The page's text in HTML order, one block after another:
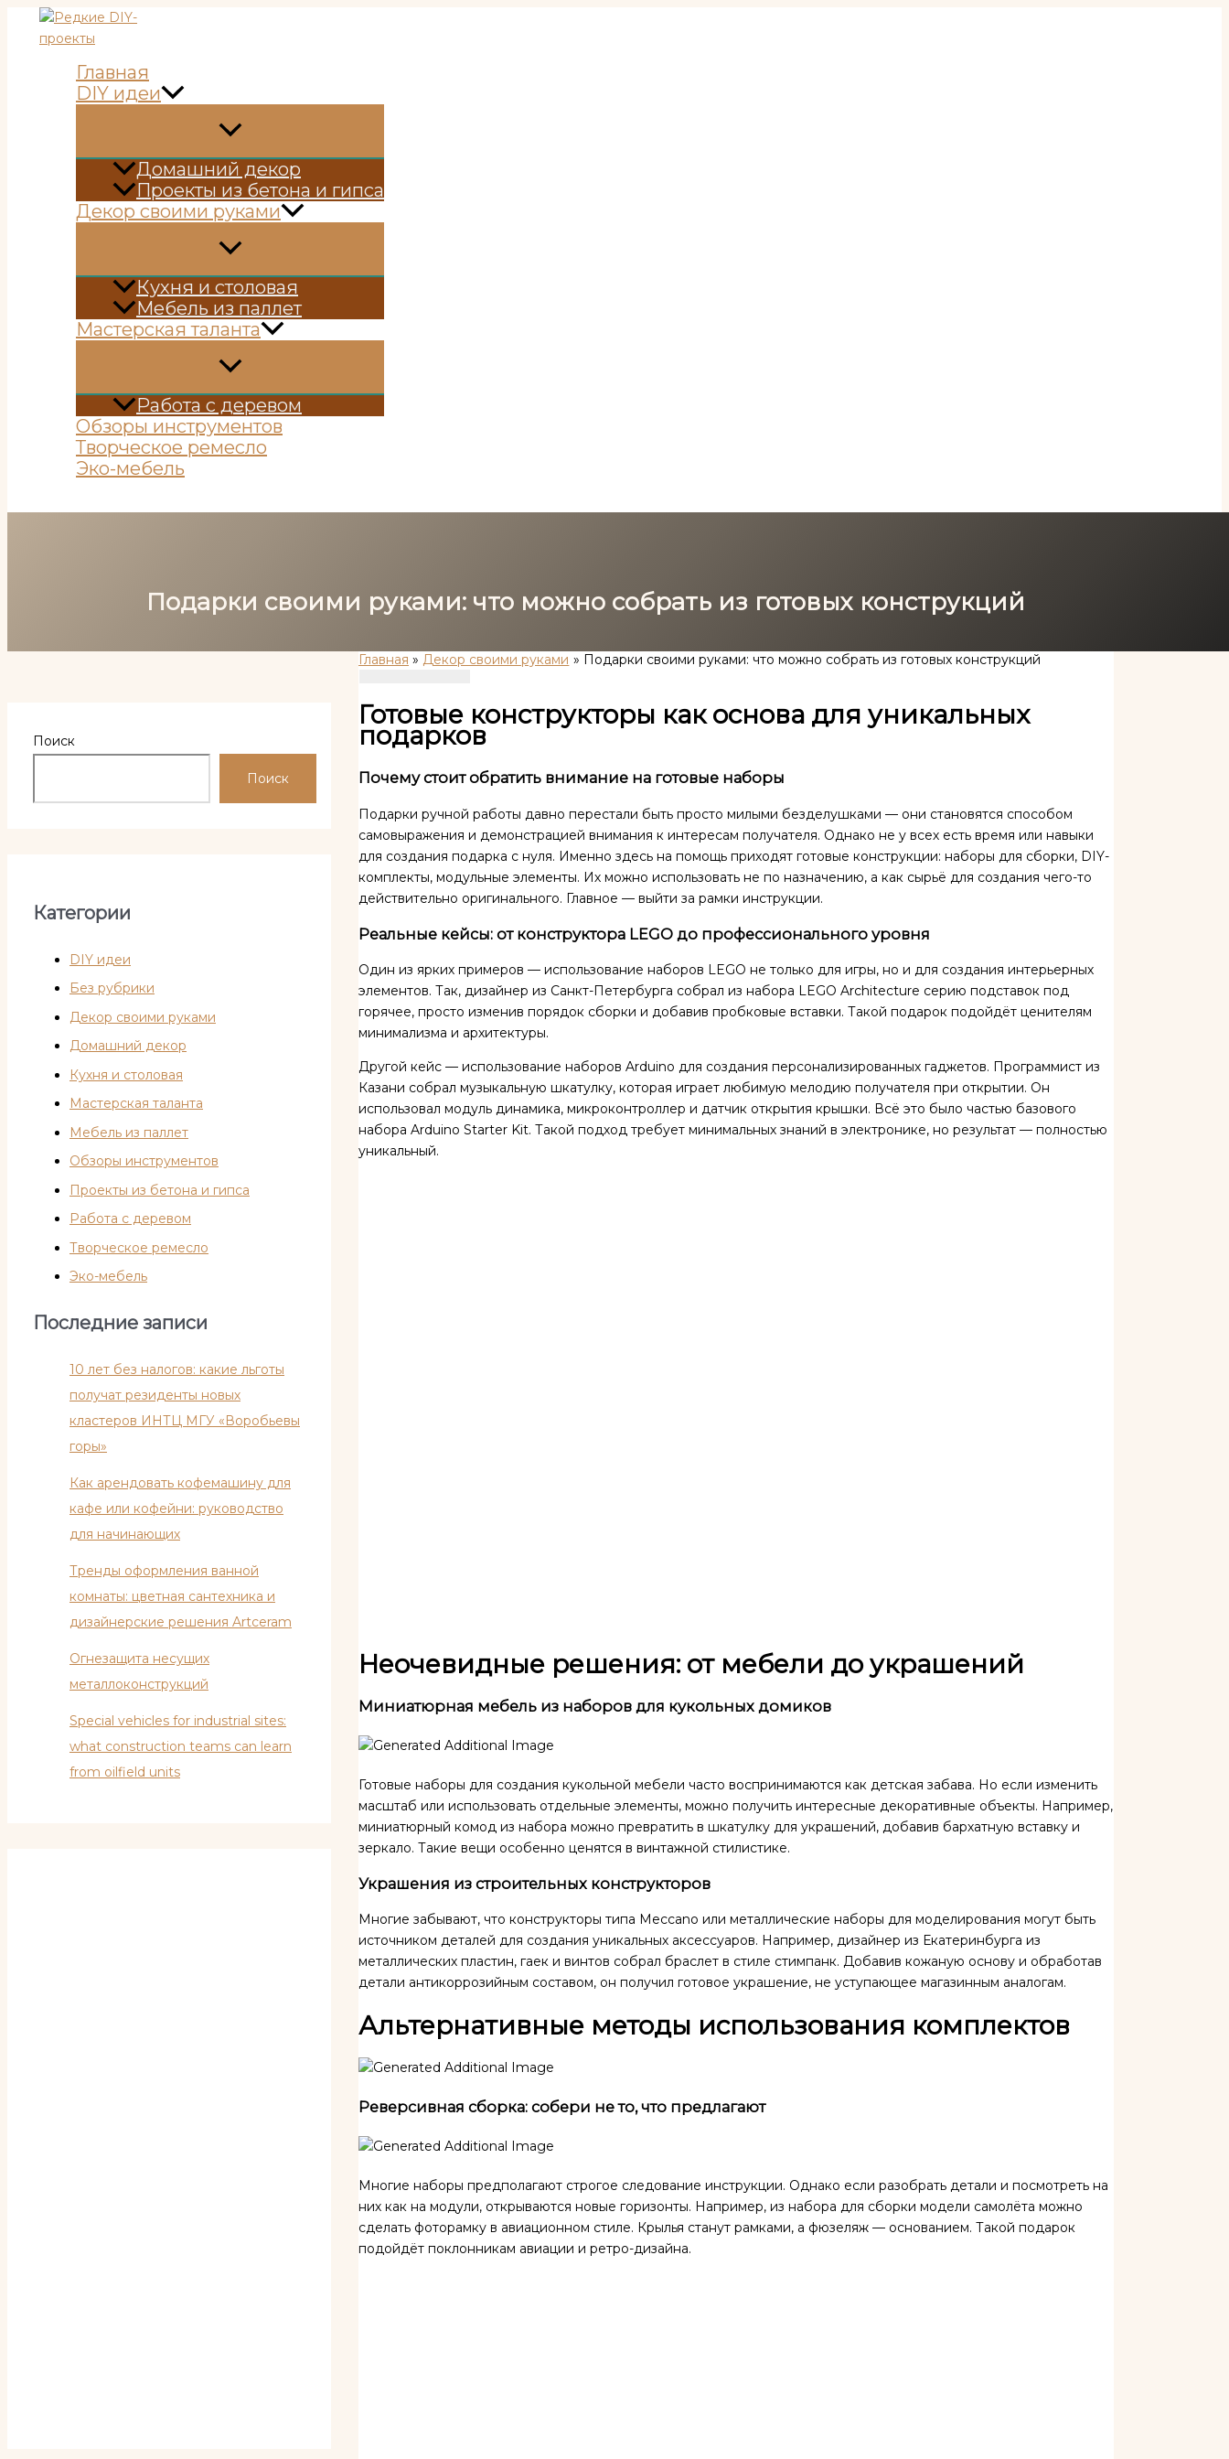
Перейти
Главная
DIY идеи
Домашний декор
Проекты из бетона и гипса
Декор своими руками
Кухня и столовая
Мебель из паллет
Мастерская таланта
Работа с деревом
Обзоры инструментов
Творческое ремесло
Эко-мебель
Подарки своими руками: что можно собрать из готовых конструкций
Поиск
Поиск
Категории
DIY идеи
Без рубрики
Декор своими руками
Домашний декор
Кухня и столовая
Мастерская таланта
Мебель из паллет
Обзоры инструментов
Проекты из бетона и гипса
Работа с деревом
Творческое ремесло
Эко-мебель
Последние записи
10 лет без налогов: какие льготы
получат резиденты новых
кластеров ИНТЦ МГУ «Воробьевы
горы»
Как арендовать кофемашину для
кафе или кофейни: руководство
для начинающих
Тренды оформления ванной
комнаты: цветная сантехника и
дизайнерские решения Artceram
Огнезащита несущих
металлоконструкций
Special vehicles for industrial sites:
what construction teams can learn
from oilfield units
Главная Декор своими руками Подарки своими руками: что можно собрать из готовых конструкций
Готовые конструкторы как основа для уникальных
подарков
Почему стоит обратить внимание на готовые наборы
Подарки ручной работы давно перестали быть просто милыми безделушками — они становятся способом
самовыражения и демонстрацией внимания к интересам получателя. Однако не у всех есть время или навыки
для создания подарка с нуля. Именно здесь на помощь приходят готовые конструкции: наборы для сборки, DIY-
комплекты, модульные элементы. Их можно использовать не по назначению, а как сырьё для создания чего-то
действительно оригинального. Главное — выйти за рамки инструкции.
Реальные кейсы: от конструктора LEGO до профессионального уровня
Один из ярких примеров — использование наборов LEGO не только для игры, но и для создания интерьерных
элементов. Так, дизайнер из Санкт-Петербурга собрал из набора LEGO Architecture серию подставок под
горячее, просто изменив порядок сборки и добавив пробковые вставки. Такой подарок подойдёт ценителям
минимализма и архитектуры.
Другой кейс — использование наборов Arduino для создания персонализированных гаджетов. Программист из
Казани собрал музыкальную шкатулку, которая играет любимую мелодию получателя при открытии. Он
использовал модуль динамика, микроконтроллер и датчик открытия крышки. Всё это было частью базового
набора Arduino Starter Kit. Такой подход требует минимальных знаний в электронике, но результат — полностью
уникальный.
Неочевидные решения: от мебели до украшений
Миниатюрная мебель из наборов для кукольных домиков
Готовые наборы для создания кукольной мебели часто воспринимаются как детская забава. Но если изменить
масштаб или использовать отдельные элементы, можно получить интересные декоративные объекты. Например,
миниатюрный комод из набора можно превратить в шкатулку для украшений, добавив бархатную вставку и
зеркало. Такие вещи особенно ценятся в винтажной стилистике.
Украшения из строительных конструкторов
Многие забывают, что конструкторы типа Meccano или металлические наборы для моделирования могут быть
источником деталей для создания уникальных аксессуаров. Например, дизайнер из Екатеринбурга из
металлических пластин, гаек и винтов собрал браслет в стиле стимпанк. Добавив кожаную основу и обработав
детали антикоррозийным составом, он получил готовое украшение, не уступающее магазинным аналогам.
Альтернативные методы использования комплектов
Реверсивная сборка: собери не то, что предлагают
Многие наборы предполагают строгое следование инструкции. Однако если разобрать детали и посмотреть на
них как на модули, открываются новые горизонты. Например, из набора для сборки модели самолёта можно
сделать фоторамку в авиационном стиле. Крылья станут рамками, а фюзеляж — основанием. Такой подарок
подойдёт поклонникам авиации и ретро-дизайна.